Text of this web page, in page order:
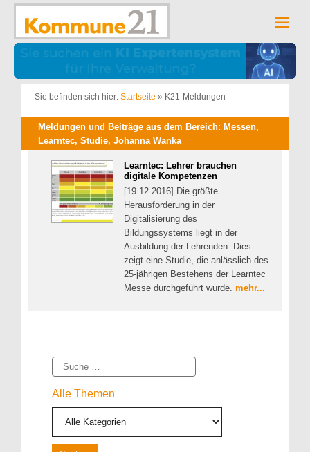
Zum
springen
Sie befinden sich hier: Startseite » K21-Meldungen
Meldungen und Beiträge aus dem Bereich: Messen,
Learntec, Studie, Johanna Wanka
Learntec: Lehrer brauchen
digitale Kompetenzen
[19.12.2016] Die größte
Herausforderung in der
Digitalisierung des
Bildungssystems liegt in der
Ausbildung der Lehrenden. Dies
zeigt eine Studie, die anlässlich des
25-jährigen Bestehens der Learntec
Messe durchgeführt wurde. mehr...
Suche
Alle Themen